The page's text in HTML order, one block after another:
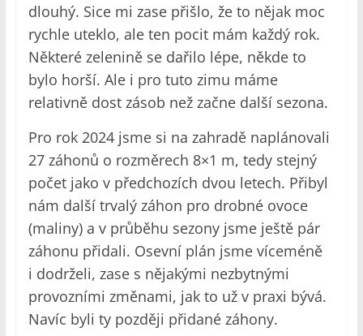
dlouhý. Sice mi zase přišlo, že to nějak moc
rychle uteklo, ale ten pocit mám každý rok.
Některé zelenině se dařilo lépe, někde to
bylo horší. Ale i pro tuto zimu máme
relativně dost zásob než začne další sezona.
Pro rok 2024 jsme si na zahradě naplánovali
27 záhonů o rozměrech 8×1 m, tedy stejný
počet jako v předchozích dvou letech. Přibyl
nám další trvalý záhon pro drobné ovoce
(maliny) a v průběhu sezony jsme ještě pár
záhonu přidali. Osevní plán jsme víceméně
i dodrželi, zase s nějakými nezbytnými
provozními změnami, jak to už v praxi bývá.
Navíc byli ty později přidané záhony.